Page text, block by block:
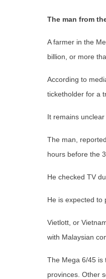
The man from
A farmer in the
billion, or more
According to
ticketholder for a
It remains
The man,
hours before the
He checked TV
He is expected to
Vietlott, or
with Malaysian
The Mega 6/45 is
provinces. Other